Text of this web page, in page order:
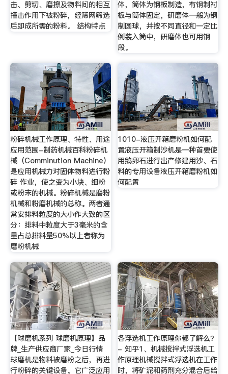
击、剪切、磨擦及物料间的相互
撞击作用下被粉碎，经筛网筛选
后即成所需的粉料。 结构特点
体，筒体为钢板制造，有钢制衬
板与筒体固定，研磨体一般为钢
制圆球，并按不同直径和一定比
例装入筒中，研磨体也可用钢
段。
粉碎机械工作原理、特性、用途
应用范围-制药机械百科粉碎机
械（Comminution Machine）
是应用机械力对固体物料进行粉
碎 作业，使之变为小块、细粉
或粉末的机械。粉碎机械是磨粉
机械和粉磨机械的总称。两者通
常安排料粒度的大小作大致的区
分：排料中粒度大于3毫米的含
量占总排料量50%以上者称为
磨粉机械
1010-液压开箱磨粉机如何配
置液压开箱制沙机是一种首要使
用鹅卵石进行出产修建用沙、石
料的专用设备液压开箱磨粉机如
何配置
【球磨机系列 球磨机原理】品
牌_生产供应商厂家_今日行情
球磨机是物料被磨粉之后，再进
行粉碎的关键设备。它广泛应用
各浮选机工作原理你都了解么？
- 知乎1、机械搅拌式浮选机工
作原理机械搅拌式浮选机在工作
时，将矿泥和药剂充分混合后给